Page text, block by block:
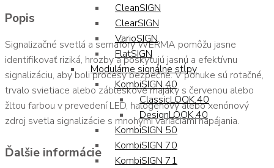
CleanSIGN
ClearSIGN
VarioSIGN
FlatSIGN
Modulárne signálne stĺpy
KombiSIGN 40
ClassicLOOK 40
DesignLOOK 40
KombiSIGN 50
KombiSIGN 70
KombiSIGN 71
Popis
Signalizačné svetlá a semafory WERMA pomôžu jasne
identifikovať riziká, hrozby a poskytujú jasnú a efektívnu
signalizáciu, aby boli procesy bezpečné. V ponuke sú rotačné,
trvalo svietiace alebo zábleskové majáky s červenou alebo
žltou farbou v prevedení LED, halogénový alebo xenónový
zdroj svetla signalizácie s mnohými variáciami napájania.
Ďalšie informácie